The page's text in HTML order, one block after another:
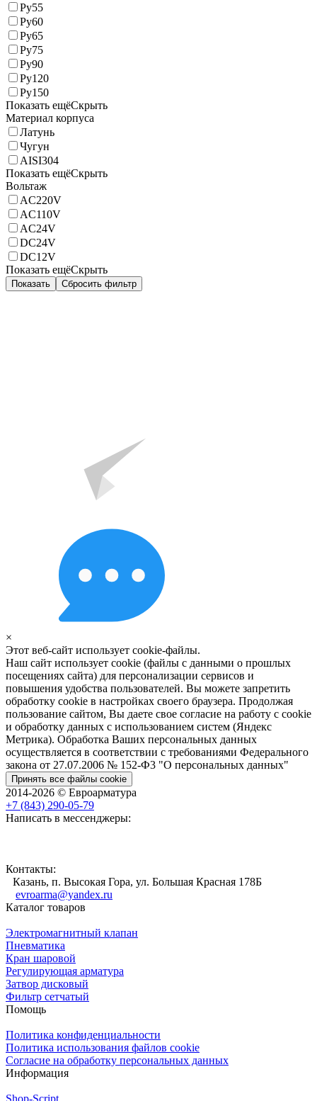
Ру55
Ру60
Ру65
Ру75
Ру90
Ру120
Ру150
Показать ещёСкрыть
Материал корпуса
Латунь
Чугун
AISI304
Показать ещёСкрыть
Вольтаж
AC220V
AC110V
AC24V
DC24V
DC12V
Показать ещёСкрыть
Показать Сбросить фильтр
×
Этот веб-сайт использует cookie-файлы.
Наш сайт использует cookie (файлы с данными о прошлых
посещениях сайта) для персонализации сервисов и
повышения удобства пользователей. Вы можете запретить
обработку cookie в настройках своего браузера. Продолжая
пользование сайтом, Вы даете свое согласие на работу с cookie
и обработку данных с использованием систем (Яндекс
Метрика). Обработка Ваших персональных данных
осуществляется в соответствии с требованиями Федерального
закона от 27.07.2006 № 152-Ф3 "О персональных данных"
Принять все файлы cookie
2014-2026 © Евроарматура
+7 (843) 290-05-79
Написать в мессенджеры:
Контакты:
Казань, п. Высокая Гора, ул. Большая Красная 178Б
evroarma@yandex.ru
Каталог товаров
Электромагнитный клапан
Пневматика
Кран шаровой
Регулирующая арматура
Затвор дисковый
Фильтр сетчатый
Помощь
Политика конфиденциальности
Политика использования файлов cookie
Согласие на обработку персональных данных
Информация
Shop-Script